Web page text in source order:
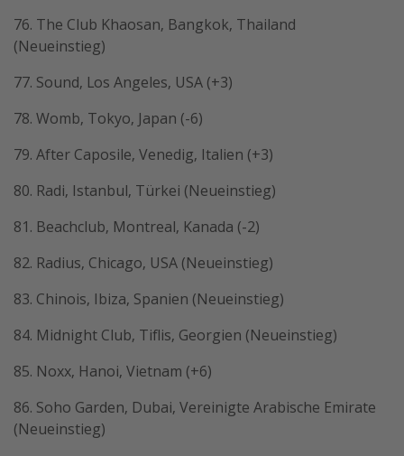
76. The Club Khaosan, Bangkok, Thailand
(Neueinstieg)
77. Sound, Los Angeles, USA (+3)
78. Womb, Tokyo, Japan (-6)
79. After Caposile, Venedig, Italien (+3)
80. Radi, Istanbul, Türkei (Neueinstieg)
81. Beachclub, Montreal, Kanada (-2)
82. Radius, Chicago, USA (Neueinstieg)
83. Chinois, Ibiza, Spanien (Neueinstieg)
84. Midnight Club, Tiflis, Georgien (Neueinstieg)
85. Noxx, Hanoi, Vietnam (+6)
86. Soho Garden, Dubai, Vereinigte Arabische Emirate
(Neueinstieg)